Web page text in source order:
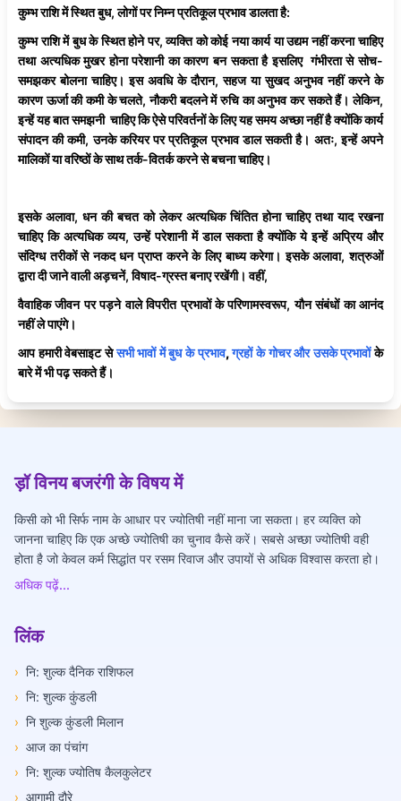
कुम्भ राशि में स्थित बुध, लोगों पर निम्न प्रतिकूल प्रभाव डालता है:
कुम्भ राशि में बुध के स्थित होने पर, व्यक्ति को कोई नया कार्य या उद्यम नहीं करना चाहिए
तथा अत्यधिक मुखर होना परेशानी का कारण बन सकता है इसलिए गंभीरता से सोच-
समझकर बोलना चाहिए। इस अवधि के दौरान, सहज या सुखद अनुभव नहीं करने के
कारण ऊर्जा की कमी के चलते, नौकरी बदलने में रुचि का अनुभव कर सकते हैं। लेकिन,
इन्हें यह बात समझनी चाहिए कि ऐसे परिवर्तनों के लिए यह समय अच्छा नहीं है क्योंकि कार्य
संपादन की कमी, उनके करियर पर प्रतिकूल प्रभाव डाल सकती है। अतः, इन्हें अपने
मालिकों या वरिष्ठों के साथ तर्क-वितर्क करने से बचना चाहिए।
इसके अलावा, धन की बचत को लेकर अत्यधिक चिंतित होना चाहिए तथा याद रखना
चाहिए कि अत्यधिक व्यय, उन्हें परेशानी में डाल सकता है क्योंकि ये इन्हें अप्रिय और
संदिग्ध तरीकों से नकद धन प्राप्त करने के लिए बाध्य करेगा। इसके अलावा, शत्रुओं
द्वारा दी जाने वाली अड़चनें, विषाद-ग्रस्त बनाए रखेंगी। वहीं,
वैवाहिक जीवन पर पड़ने वाले विपरीत प्रभावों के परिणामस्वरूप, यौन संबंधों का आनंद
नहीं ले पाएंगे।
आप हमारी वेबसाइट सेसभी भावों में बुध के प्रभाव,ग्रहों के गोचर और उसके प्रभावोंके
बारे में भी पढ़ सकते हैं।
ड़ॉ विनय बजरंगी के विषय में
किसी को भी सिर्फ नाम के आधार पर ज्योतिषी नहीं माना जा सकता। हर व्यक्ति को
जानना चाहिए कि एक अच्छे ज्योतिषी का चुनाव कैसे करें। सबसे अच्छा ज्योतिषी वही
होता है जो केवल कर्म सिद्धांत पर रसम रिवाज और उपायों से अधिक विश्वास करता हो।
अधिक पढ़ें...
लिंक
› नि: शुल्क दैनिक राशिफल
› नि: शुल्क कुंडली
› नि शुल्क कुंडली मिलान
› आज का पंचांग
› नि: शुल्क ज्योतिष कैलकुलेटर
› आगामी दौरे